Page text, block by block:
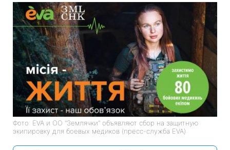
Фото: EVA и ОО "Землячки" объявляют сбор на защитную
экипировку для боевых медиков (пресс-служба EVA)